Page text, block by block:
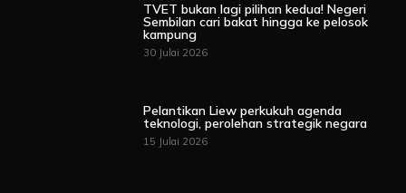
TVET bukan lagi pilihan kedua! Negeri
Sembilan cari bakat hingga ke pelosok
kampung
30 Julai 2026
Pelantikan Liew perkukuh agenda
teknologi, perolehan strategik negara
15 Julai 2026